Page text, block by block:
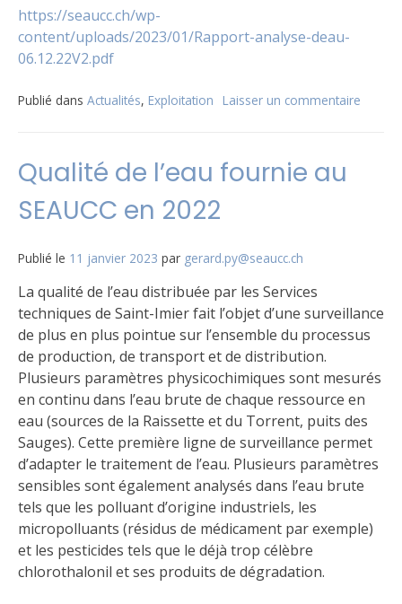
https://seaucc.ch/wp-
content/uploads/2023/01/Rapport-analyse-deau-
06.12.22V2.pdf
Publié dans Actualités, Exploitation Laisser un commentaire
Qualité de l’eau fournie au
SEAUCC en 2022
Publié le 11 janvier 2023 par gerard.py@seaucc.ch
La qualité de l’eau distribuée par les Services
techniques de Saint-Imier fait l’objet d’une surveillance
de plus en plus pointue sur l’ensemble du processus
de production, de transport et de distribution.
Plusieurs paramètres physicochimiques sont mesurés
en continu dans l’eau brute de chaque ressource en
eau (sources de la Raissette et du Torrent, puits des
Sauges). Cette première ligne de surveillance permet
d’adapter le traitement de l’eau. Plusieurs paramètres
sensibles sont également analysés dans l’eau brute
tels que les polluant d’origine industriels, les
micropolluants (résidus de médicament par exemple)
et les pesticides tels que le déjà trop célèbre
chlorothalonil et ses produits de dégradation.